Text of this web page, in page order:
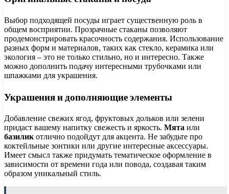
Выбор подходящей посуды играет существенную роль в
общем восприятии. Прозрачные стаканы позволяют
продемонстрировать красочность содержания. Использование
разных форм и материалов, таких как стекло, керамика или
экология – это не только стильно, но и интересно. Также
можно дополнить подачу интересными трубочками или
шпажками для украшения.
Украшения и дополняющие элементы
Добавление свежих ягод, фруктовых дольков или зелени
придаст вашему напитку свежесть и яркость. Мята или
базилик отлично подойдут для акцента. Не забудьте про
коктейльные зонтики или другие интересные аксессуары.
Имеет смысл также придумать тематическое оформление в
зависимости от времени года или повода, создавая таким
образом уникальный стиль.